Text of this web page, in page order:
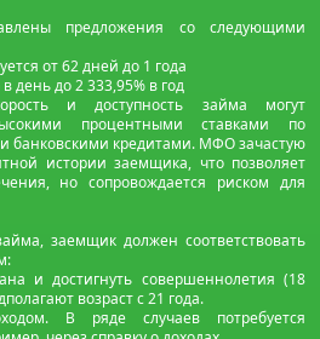
предложения со следующими
от 62 дней до 1 года
день до 2 333,95% в год
и доступность займа могут
процентными ставками по
банковскими кредитами. МФО зачастую
истории заемщика, что позволяет
но сопровождается риском для
заемщик должен соответствовать
и достигнуть совершеннолетия (18
возраст с 21 года.
В ряде случаев потребуется